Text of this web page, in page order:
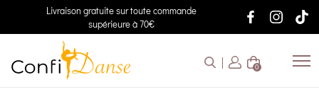
Livraison gratuite sur toute commande
supérieure à 70€
0